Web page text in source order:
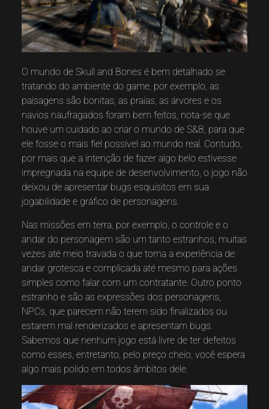
O mundo de Skull and Bones é bem detalhado se
tratando do ambiente do game, por exemplo, as
paisagens são bonitas, as praias, as árvores e os
navios naufragados foram bem feitos, nota-se que
houve um cuidado ao criar o mundo de S&B, para que
ele fosse o mais fiel possível ao mundo real. Contudo,
por mais que a intenção de fazer algo belo estivesse
impregnada na equipe de desenvolvimento, o jogo não
deixou de apresentar bugs esquisitos em sua
jogabilidade e gráfico de personagens.
Nas missões em terra, por exemplo, o controle e o
andar do personagem são um tanto estranhos, muitas
vezes até meio travada o que torna a experiência de
andar grotesca e complicada até mesmo para ações
simples como falar com um contratante. Outro ponto
estranho e são as expressões dos personagens,
NPCs, que parecem não terem sido finalizados ou
estarem mal renderizados e apresentam bugs.
Sabemos que nenhum jogo está livre de ter defeitos
como esses, entretanto, pelo preço cheio, você espera
algo mais polido em todos âmbitos dele.